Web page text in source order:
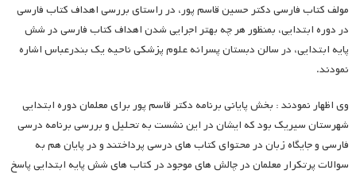
مولف کتاب فارسی دکتر حسین قاسم پور، در راستای بررسی اهداف کتاب فارسی
در دوره ابتدایی، بمنظور هر چه بهتر اجرایی شدن اهداف کتاب فارسی در شش
پایه ابتدایی، در سالن دبستان پسرانه علوم پزشکی ناحیه یک بندرعباس اشاره
نمودند.
وی اظهار نمودند : بخش پایانی برنامه دکتر قاسم پور برای معلمان دوره ابتدایی
شهرستان سیریک بود که ایشان در این نشست به تحلیل و بررسی برنامه درسی
فارسی و جایگاه زبان در محتوای کتاب های درسی پرداختند و در پایان هم به
سوالات پرتکرار معلمان در چالش های موجود در کتاب های شش پایه ابتدایی پاسخ